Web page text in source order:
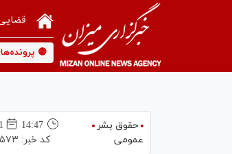
🟡
حقوق بشر
عمومی
14:47
11
کد خبر: